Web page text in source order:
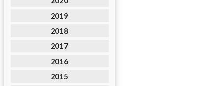
2019
2018
2017
2016
2015